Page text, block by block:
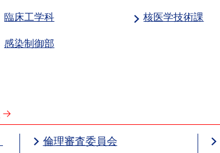
臨床工学科 核医学技術課
感染制御部
倫理審査委員会